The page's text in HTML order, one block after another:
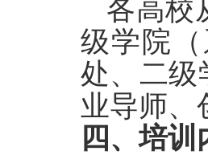
各高校
级学院
处、二级
业导师、
四、培训